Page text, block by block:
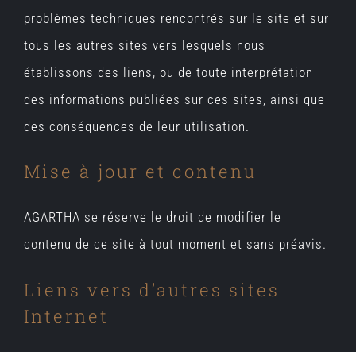
problèmes techniques rencontrés sur le site et sur
tous les autres sites vers lesquels nous
établissons des liens, ou de toute interprétation
des informations publiées sur ces sites, ainsi que
des conséquences de leur utilisation.
Mise à jour et contenu
AGARTHA se réserve le droit de modifier le
contenu de ce site à tout moment et sans préavis.
Liens vers d’autres sites
Internet